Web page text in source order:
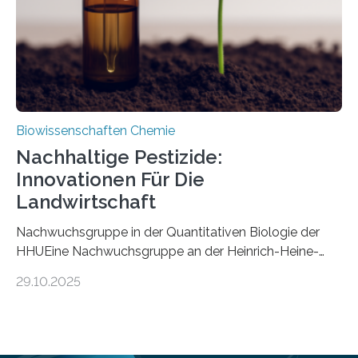
Mückenlarve aus dem Mesozoikum dar, denn…
Biowissenschaften Chemie
Nachhaltige Pestizide:
Innovationen Für Die
Landwirtschaft
Nachwuchsgruppe in der Quantitativen Biologie der
HHUEine Nachwuchsgruppe an der Heinrich-Heine-
fünf Jahren erforschen, wie Bakterien auf
29.10.2025